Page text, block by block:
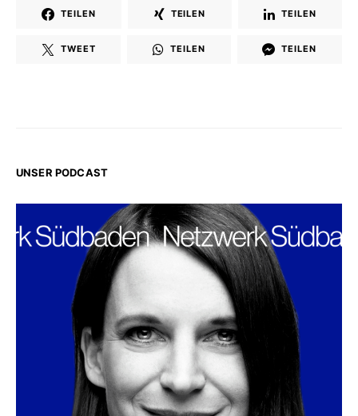
TEILEN TEILEN TEILEN
TWEET TEILEN TEILEN
UNSER PODCAST